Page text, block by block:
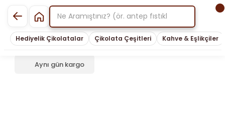
Hediyelik Çikolatalar Çikolata Çeşitleri Kahve & Eşlikçiler
Aynı gün kargo